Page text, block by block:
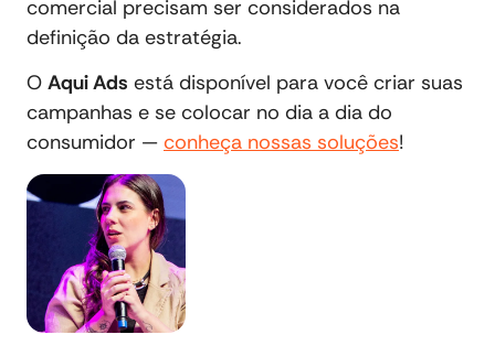
comercial precisam ser considerados na
definição da estratégia.
O Aqui Ads está disponível para você criar suas
campanhas e se colocar no dia a dia do
consumidor — conheça nossas soluções!